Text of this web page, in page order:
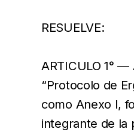
RESUELVE:
ARTICULO 1°
“Protocolo de
como Anexo I,
integrante de la